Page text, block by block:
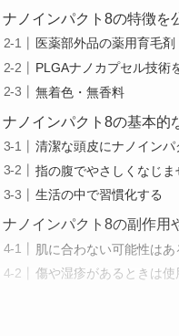
ナノインパクト8の特徴を
医薬部外品の薬用育毛剤
PLGAナノカプセル技術
無着色・無香料
ナノインパクト8の基本的
清潔な頭皮にナノインパ
指の腹でやさしくなじま
生活の中で習慣化する
ナノインパクト8の副作用
肌に合わない可能性はあ
傷や湿疹があるときは使